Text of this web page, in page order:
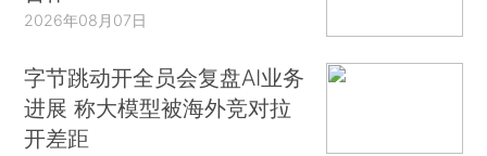
2026年08月07日
字节跳动开全员会复盘AI业务
进展 称大模型被海外竞对拉
开差距